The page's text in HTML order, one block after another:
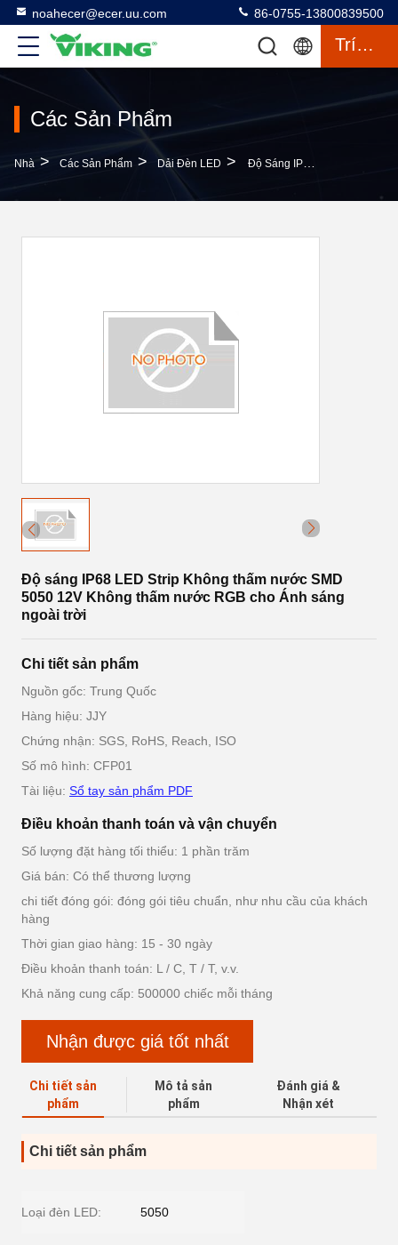
noahecer@ecer.uu.com 86-0755-13800839500
Trích Dẫn
Các Sản Phẩm
Nhà > Các Sản Phẩm > Dải Đèn LED > Độ Sáng IP68 LED Strip Không Thấm Nước SMD 5050 12V Không Thấm Nước RGB Cho Ánh Sáng Ngoài Trời
Độ sáng IP68 LED Strip Không thấm nước SMD
5050 12V Không thấm nước RGB cho Ánh sáng
ngoài trời
Chi tiết sản phẩm
Nguồn gốc: Trung Quốc
Hàng hiệu: JJY
Chứng nhận: SGS, RoHS, Reach, ISO
Số mô hình: CFP01
Tài liệu: Sổ tay sản phẩm PDF
Điều khoản thanh toán và vận chuyển
Số lượng đặt hàng tối thiểu: 1 phần trăm
Giá bán: Có thể thương lượng
chi tiết đóng gói: đóng gói tiêu chuẩn, như nhu cầu của khách
hàng
Thời gian giao hàng: 15 - 30 ngày
Điều khoản thanh toán: L / C, T / T, v.v.
Khả năng cung cấp: 500000 chiếc mỗi tháng
Nhận được giá tốt nhất
Chi tiết sản
phẩm
Mô tả sản
phẩm
Đánh giá &
Nhận xét
Chi tiết sản phẩm
Loại đèn LED: 5050